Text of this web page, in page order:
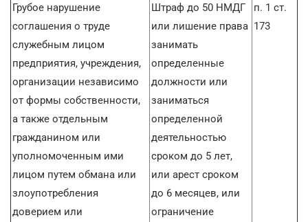
Грубое нарушение
соглашения о труде
служебным лицом
предприятия, учреждения,
организации независимо
от формы собственности,
а также отдельным
гражданином или
уполномоченным ими
лицом путем обмана или
злоупотребления
доверием или
Штраф до 50 НМДГ
или лишение права
занимать
определенные
должности или
заниматься
определенной
деятельностью
сроком до 5 лет,
или арест сроком
до 6 месяцев, или
ограничение
п. 1 ст.
173